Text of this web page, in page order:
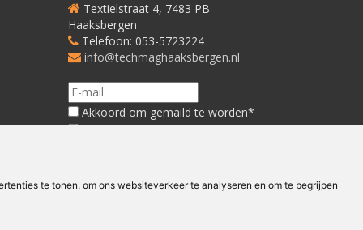
te tonen, om ons websiteverkeer te analyseren en om te begrijpen
Textielstraat 4, 7483 PB
Haaksbergen
Telefoon: 053-5723224
info@techmaghaaksbergen.nl
Akkoord om gemaild te worden*